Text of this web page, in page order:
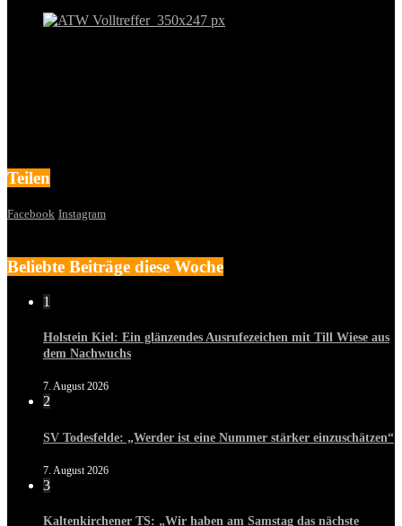
Teilen
Facebook Instagram
Beliebte Beiträge diese Woche
1
Holstein Kiel: Ein glänzendes Ausrufezeichen mit Till Wiese aus
dem Nachwuchs
7. August 2026
2
SV Todesfelde: „Werder ist eine Nummer stärker einzuschätzen“
7. August 2026
3
Kaltenkirchener TS: „Wir haben am Samstag das nächste